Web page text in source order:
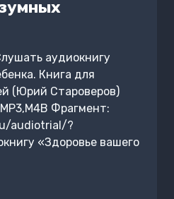
аудиокнигу
Книга для
(Юрий Староверов)
Фрагмент:
audiotrial/?
«Здоровье вашего